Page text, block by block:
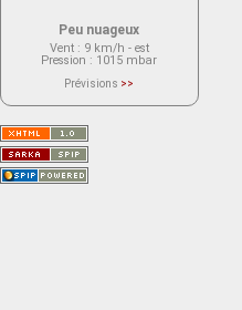
Peu nuageux
Vent : 9 km/h - est
Pression : 1015 mbar
Prévisions >>
actuellement aucune prévision
Saint-Nom.
Veuillez consulter le message du
service ci-dessous.
(401 - Invalid API key. Please see
https://openweathermap.org/faq#error401